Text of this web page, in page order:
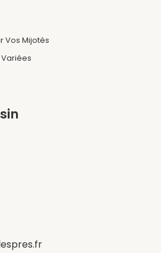
Vos Mijotés
Variées